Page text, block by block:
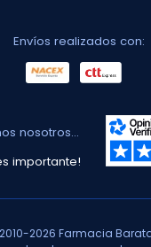
Envíos realizados con:
nosotros...
importante!
2026 Farmacia